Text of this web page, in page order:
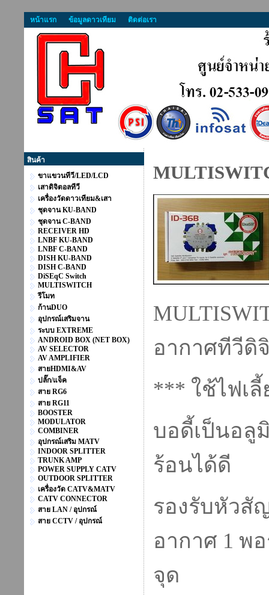
หน้าแรก ข้อมูลดาวเทียม ติดต่อเรา
สินค้า
ขาแขวนทีวี/LED/LCD
เสาดิจิตอลทีวี
เครื่องวัดดาวเทียม&เสา
ชุดจาน KU-BAND
ชุดจาน C-BAND
RECEIVER HD
LNBF KU-BAND
LNBF C-BAND
DISH KU-BAND
DISH C-BAND
DiSEqC Switch
MULTISWITCH
รีโมท
ก้านDUO
อุปกรณ์เสริมจาน
ระบบ EXTREME
ANDROID BOX (NET BOX)
AV SELECTOR
AV AMPLIFIER
สายHDMI&AV
ปลั๊ก/แจ็ค
สาย RG6
สาย RG11
BOOSTER
MODULATOR
COMBINER
อุปกรณ์เสริม MATV
INDOOR SPLITTER
TRUNK AMP
POWER SUPPLY CATV
OUTDOOR SPLITTER
เครื่องวัด CATV&MATV
CATV CONNECTOR
สาย LAN / อุปกรณ์
สาย CCTV / อุปกรณ์
อากาศทีวีดิ
*** ใช้ไฟเ
บอดี้เป็นอลู
ร้อนได้ดี
รองรับหัวสั
อากาศ 1 พ
จุด